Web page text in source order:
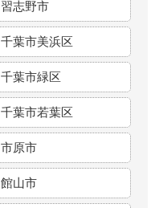
習志野市
千葉市美浜区
千葉市緑区
千葉市若葉区
市原市
館山市